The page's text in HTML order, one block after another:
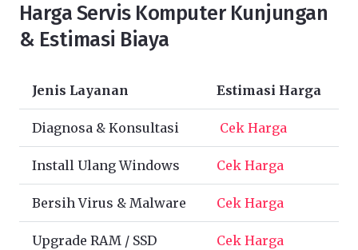
Harga Servis Komputer Kunjungan
& Estimasi Biaya
Jenis Layanan Estimasi Harga
Diagnosa & Konsultasi Cek Harga
Install Ulang Windows Cek Harga
Bersih Virus & Malware Cek Harga
Upgrade RAM / SSD Cek Harga